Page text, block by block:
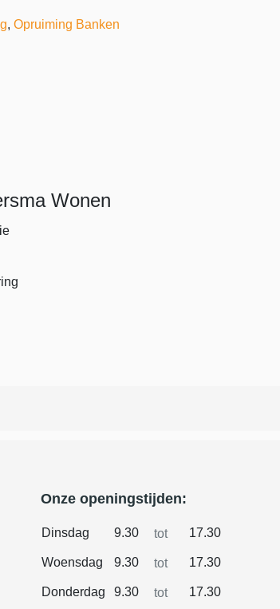
, Opruiming Banken
Wonen
Onze openingstijden:
Dinsdag 9.30 tot 17.30
Woensdag 9.30 tot 17.30
Donderdag 9.30 tot 17.30